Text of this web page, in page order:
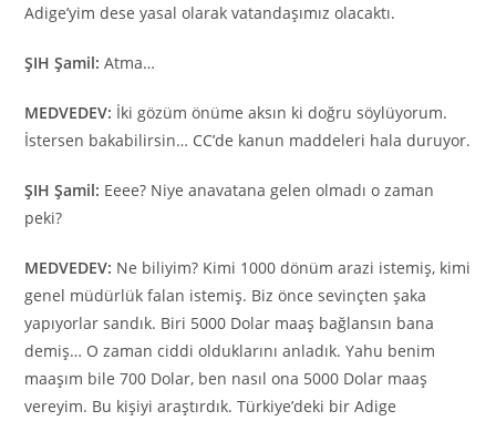
Adige’yim dese yasal olarak vatandaşımız olacaktı.
ŞIH Şamil: Atma…
MEDVEDEV: İki gözüm önüme aksın ki doğru söylüyorum.
İstersen bakabilirsin… CC’de kanun maddeleri hala duruyor.
ŞIH Şamil: Eeee? Niye anavatana gelen olmadı o zaman
peki?
MEDVEDEV: Ne biliyim? Kimi 1000 dönüm arazi istemiş, kimi
genel müdürlük falan istemiş. Biz önce sevinçten şaka
yapıyorlar sandık. Biri 5000 Dolar maaş bağlansın bana
demiş… O zaman ciddi olduklarını anladık. Yahu benim
maaşım bile 700 Dolar, ben nasıl ona 5000 Dolar maaş
vereyim. Bu kişiyi araştırdık. Türkiye’deki bir Adige